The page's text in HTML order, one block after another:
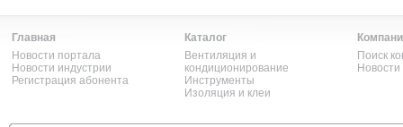
Главная
Новости портала
Новости индустрии
Регистрация абонента
Каталог
Вентиляция и
кондиционирование
Инструменты
Изоляция и клеи
Поиск